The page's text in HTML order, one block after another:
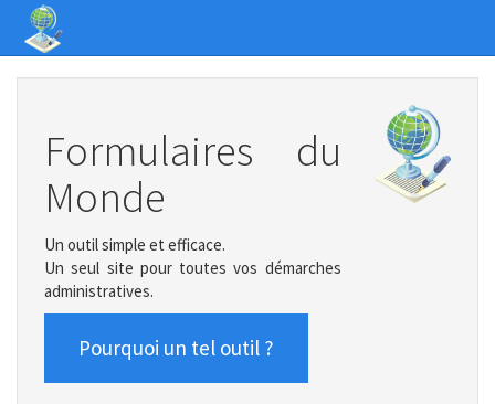
Formulaires du
Monde
Un outil simple et efficace.
Un seul site pour toutes vos démarches
administratives.
Pourquoi un tel outil ?